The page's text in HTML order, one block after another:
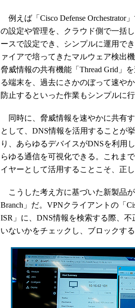
例えば「Cisco Defense Orchestrator
の設定や管理を、クラウド側で一括
ースで設定でき、シンプルに運用で
ァイアで培ってきたマルウェア検出
脅威情報の共有機能「Thread Grid」
る端末を、過去にさかのぼって速や
防止するといった作業もシンプルに
同時に、脅威情報を速やかに共有
として、DNS情報を活用することが
り、あらゆるデバイスがDNSを利用
らゆる通信を可視化できる。これま
イヤーとして活用することこそ、正
こうした考え方に基づいた新製品が
Branch」だ。VPNクライアントの「
ISR」に、DNS情報を検索する際、
いないかをチェックし、ブロックす